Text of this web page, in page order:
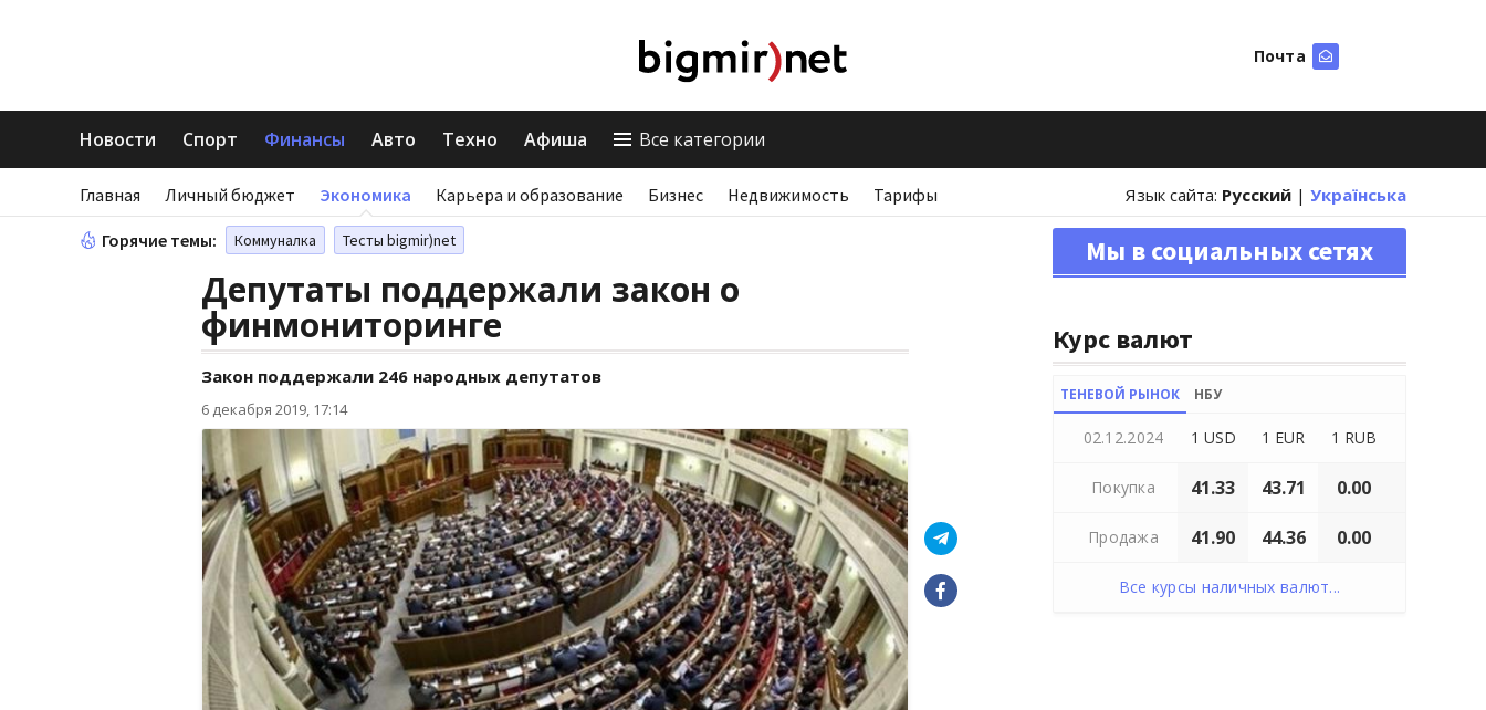
Почта
Новости Спорт Финансы Авто Техно Афиша Все категории
Главная Личный бюджет Экономика Карьера и образование Бизнес Недвижимость Тарифы Язык сайта: Русский | Українська
Горячие темы: Коммуналка Тесты bigmir)net
Депутаты поддержали закон о
финмониторинге
Закон поддержали 246 народных депутатов
6 декабря 2019, 17:14
Мы в социальных сетях
Курс валют
ТЕНЕВОЙ РЫНОК НБУ
02.12.2024 1 USD 1 EUR 1 RUB
Покупка 41.33 43.71 0.00
Продажа 41.90 44.36 0.00
Все курсы наличных валют...